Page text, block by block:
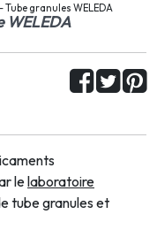
Tube granules WELEDA
WELEDA
lelaboratoire
tube granules et